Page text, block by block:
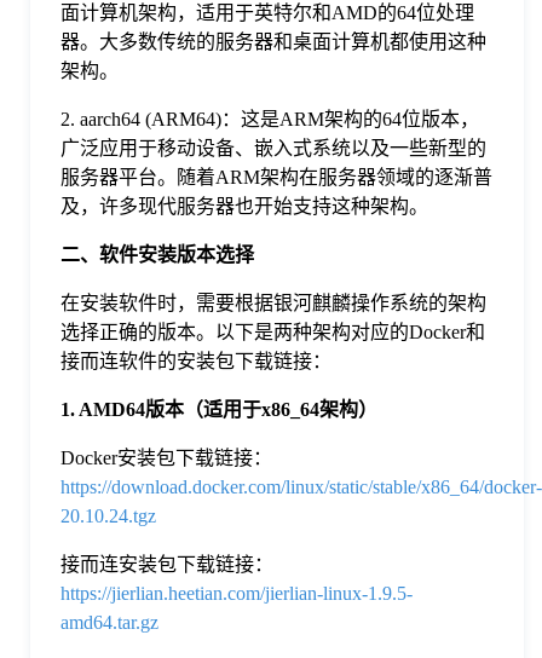
面计算机架构，适用于英特尔和AMD的64位处理
器。大多数传统的服务器和桌面计算机都使用这种
架构。
2. aarch64 (ARM64)：这是ARM架构的64位版本，
广泛应用于移动设备、嵌入式系统以及一些新型的
服务器平台。随着ARM架构在服务器领域的逐渐普
及，许多现代服务器也开始支持这种架构。
二、软件安装版本选择
在安装软件时，需要根据银河麒麟操作系统的架构
选择正确的版本。以下是两种架构对应的Docker和
接而连软件的安装包下载链接：
1. AMD64版本（适用于x86_64架构）
Docker安装包下载链接：
https://download.docker.com/linux/static/stable/x86_64/docker-
20.10.24.tgz
接而连安装包下载链接：
https://jierlian.heetian.com/jierlian-linux-1.9.5-
amd64.tar.gz